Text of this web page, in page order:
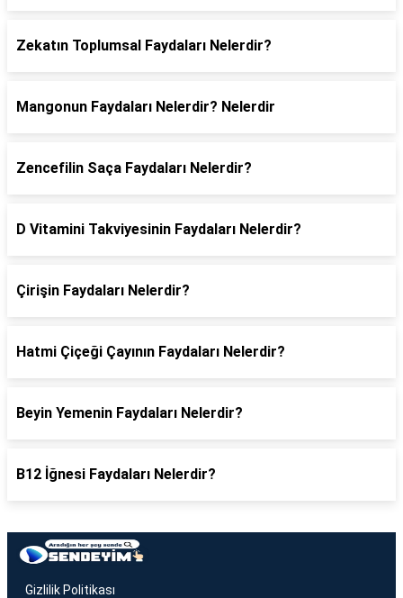
Zekatın Toplumsal Faydaları Nelerdir?
Mangonun Faydaları Nelerdir? Nelerdir
Zencefilin Saça Faydaları Nelerdir?
D Vitamini Takviyesinin Faydaları Nelerdir?
Çirişin Faydaları Nelerdir?
Hatmi Çiçeği Çayının Faydaları Nelerdir?
Beyin Yemenin Faydaları Nelerdir?
B12 İğnesi Faydaları Nelerdir?
Gizlilik Politikası